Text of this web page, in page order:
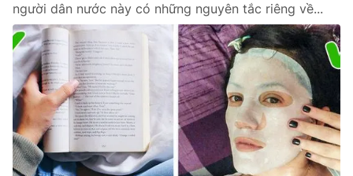
người dân nước này có những nguyên tắc riêng về...